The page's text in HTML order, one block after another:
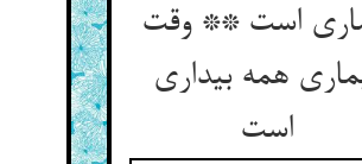
است ** وقت
همه بیداری
است‌‌